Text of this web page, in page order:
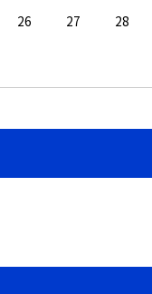
26 27 28